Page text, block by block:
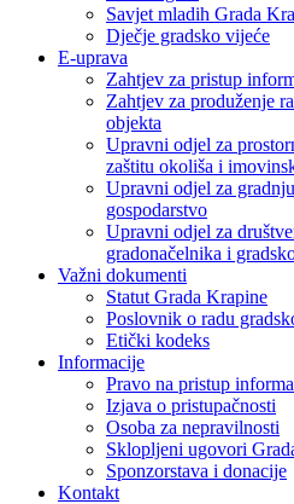
Savjet mladih Grada
Dječje gradsko vijeće
E-uprava
Zahtjev za pristup
Zahtjev za produženje
objekta
Upravni odjel za
zaštitu okoliša i
Upravni odjel za
gospodarstvo
Upravni odjel za
gradonačelnika i
Važni dokumenti
Statut Grada Krapine
Poslovnik o radu
Etički kodeks
Informacije
Pravo na pristup
Izjava o pristupačnosti
Osoba za nepravilnosti
Sklopljeni ugovori
Sponzorstava i donacije
Kontakt